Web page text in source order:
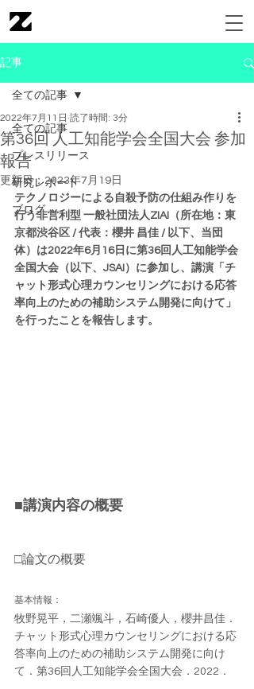
記事
全ての記事
プレスリリース
研究レポート
ブログ
全ての記事
第36回 人工知能学会全国大会 参加
報告
2022年7月11日 読了時間: 3分
更新日：2023年7月19日
テクノロジーによる自殺予防の仕組み作りを
行う非営利型 一般社団法人ZIAI（所在地：東
京都渋谷区 / 代表：櫻井 昌佳 / 以下、当団
体）は2022年6月16日に第36回人工知能学会
全国大会（以下、JSAI）に参加し、講演「チ
ャット形式心理カウンセリングにおける応答
率向上のための補助システム開発に向けて」
を行ったことを報告します。
■講演内容の概要
□論文の概要
基本情報：
牧野晃平，二瀬颯斗，石崎優人，櫻井昌佳．
チャット形式心理カウンセリングにおける応
答率向上のための補助システム開発に向け
て．第36回人工知能学会全国大会．2022．